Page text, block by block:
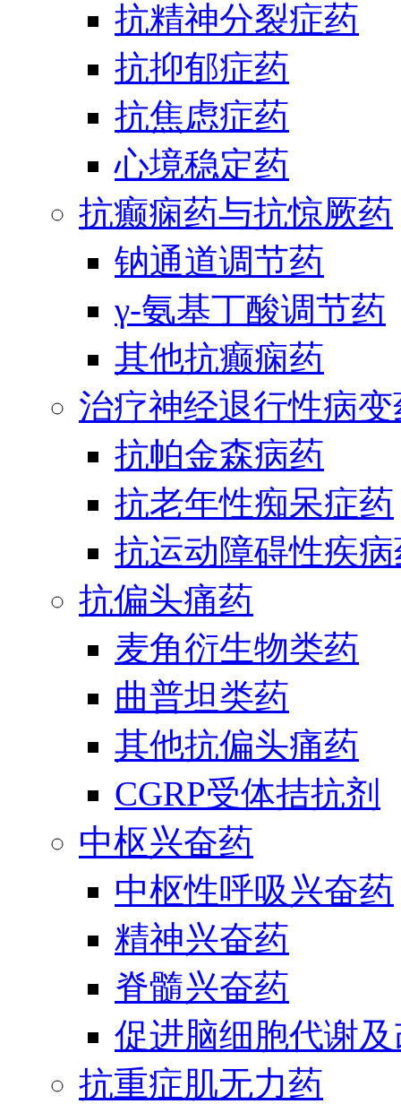
抗精神分裂症药
抗抑郁症药
抗焦虑症药
心境稳定药
抗癫痫药与抗惊厥药
钠通道调节药
γ-氨基丁酸调节药
其他抗癫痫药
治疗神经退行性病
抗帕金森病药
抗老年性痴呆症药
抗运动障碍性疾
抗偏头痛药
麦角衍生物类药
曲普坦类药
其他抗偏头痛药
CGRP受体拮抗剂
中枢兴奋药
中枢性呼吸兴奋药
精神兴奋药
脊髓兴奋药
促进脑细胞代谢
抗重症肌无力药